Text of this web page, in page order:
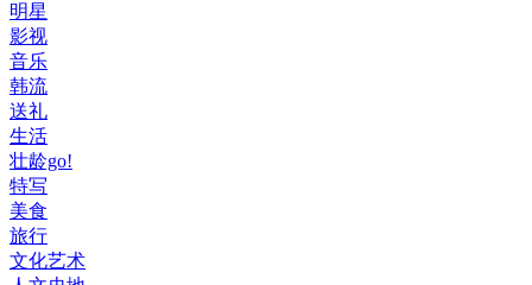
明星
影视
音乐
韩流
送礼
生活
壮龄go!
特写
美食
旅行
文化艺术